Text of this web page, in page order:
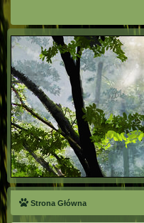
Strona Główna